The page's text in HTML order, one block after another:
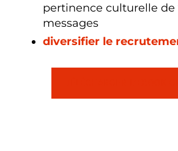
pertinence culturelle de
messages
diversifier le